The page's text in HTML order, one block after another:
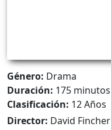
Género: Drama
Duración: 175 minutos
Clasificación: 12 Años
Director: David Fincher